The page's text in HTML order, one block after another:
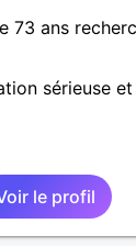
73 ans
sérieuse
le profil